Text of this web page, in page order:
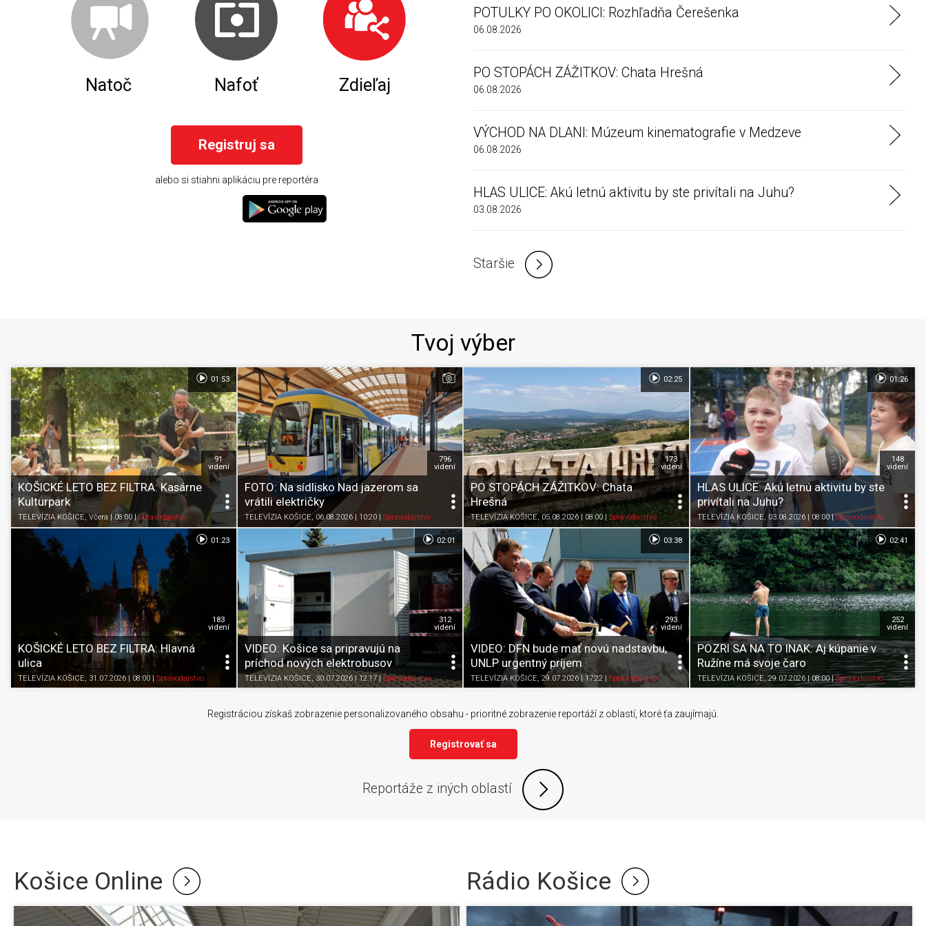
Natoč Nafoť Zdieľaj
Registruj sa
alebo si stiahni aplikáciu pre reportéra
POTULKY PO OKOLICI: Rozhľadňa Čerešenka
06.08.2026
PO STOPÁCH ZÁŽITKOV: Chata Hrešná
06.08.2026
VÝCHOD NA DLANI: Múzeum kinematografie v Medzeve
06.08.2026
HLAS ULICE: Akú letnú aktivitu by ste privítali na Juhu?
03.08.2026
Staršie
Tvoj výber
KOŠICKÉ LETO BEZ FILTRA: Kasárne
Kulturpark
TELEVÍZIA KOŠICE, Včera | 08:00 |Spravodajstvo Pozrieť neskôr
K obľúbeným
Zdieľať
91
videní
01:53
FOTO: Na sídlisko Nad jazerom sa
vrátili električky
TELEVÍZIA KOŠICE, 06.08.2026 | 10:20| Spravodajstvo Pozrieť neskôr
K obľúbeným
Zdieľať
796
videní
PO STOPÁCH ZÁŽITKOV: Chata
Hrešná
TELEVÍZIA KOŠICE, 05.08.2026 | 08:00 Spravodajstvo Pozrieť neskôr
K obľúbeným
Zdieľať
173
videní
02:25
HLAS ULICE: Akú letnú aktivitu by ste
privítali na Juhu?
TELEVÍZIA KOŠICE, 03.08.2026 | 08:00|Spravodajstvo
148
videní
01:26
KOŠICKÉ LETO BEZ FILTRA: Hlavná
ulica
TELEVÍZIA KOŠICE, 31.07.2026 | 08:00 | Spravodajstvo Pozrieť neskôr
K obľúbeným
Zdieľať
183
videní
01:23
VIDEO: Košice sa pripravujú na
príchod nových elektrobusov
TELEVÍZIA KOŠICE, 30.07.2026 | 12:17|Spravodajstvo Pozrieť neskôr
K obľúbeným
Zdieľať
312
videní
02:01
VIDEO: DFN bude mať novú nadstavbu,
UNLP urgentný príjem
TELEVÍZIA KOŠICE, 29.07.2026 | 17:22 | Spravodajstvo Pozrieť neskôr
K obľúbeným
Zdieľať
293
videní
03:38
POZRI SA NA TO INAK: Aj kúpanie v
Ružíne má svoje čaro
TELEVÍZIA KOŠICE, 29.07.2026 | 08:00|Spravodajstvo
252
videní
02:41
Registráciou získaš zobrazenie personalizovaného obsahu - prioritné zobrazenie reportáží z oblastí, ktoré ťa zaujímajú.
Registrovať sa
Reportáže z iných oblastí
Košice Online Rádio Košice